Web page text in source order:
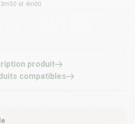
et 4m00
produit
compatibles